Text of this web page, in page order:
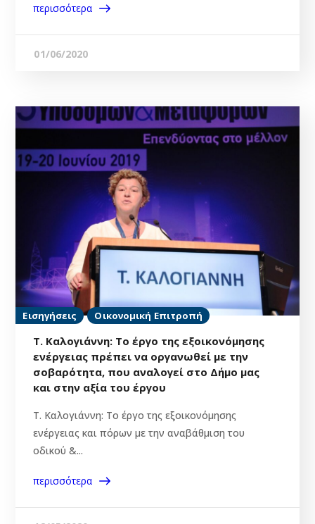
περισσότερα
01/06/2020
Εισηγήσεις Οικονομική Επιτροπή
Τ. Καλογιάννη: Το έργο της εξοικονόμησης
ενέργειας πρέπει να οργανωθεί με την
σοβαρότητα, που αναλογεί στο Δήμο μας
και στην αξία του έργου
Τ. Καλογιάννη: Το έργο της εξοικονόμησης
ενέργειας και πόρων με την αναβάθμιση του
οδικού &...
περισσότερα